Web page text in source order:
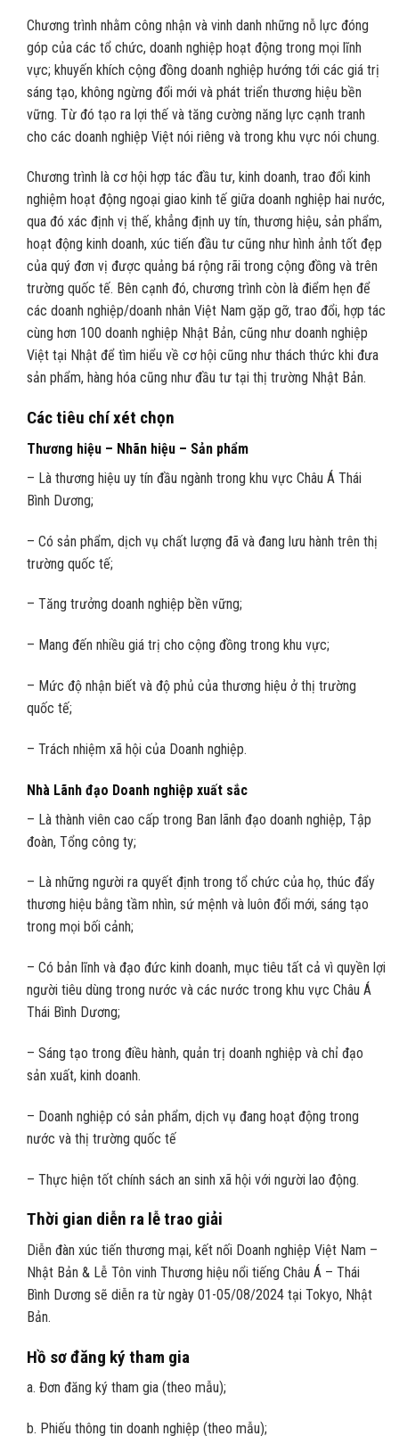
Chương trình nhằm công nhận và vinh danh những nỗ lực đóng
góp của các tổ chức, doanh nghiệp hoạt động trong mọi lĩnh
vực; khuyến khích cộng đồng doanh nghiệp hướng tới các giá trị
sáng tạo, không ngừng đổi mới và phát triển thương hiệu bền
vững. Từ đó tạo ra lợi thế và tăng cường năng lực cạnh tranh
cho các doanh nghiệp Việt nói riêng và trong khu vực nói chung.
Chương trình là cơ hội hợp tác đầu tư, kinh doanh, trao đổi kinh
nghiệm hoạt động ngoại giao kinh tế giữa doanh nghiệp hai nước,
qua đó xác định vị thế, khẳng định uy tín, thương hiệu, sản phẩm,
hoạt động kinh doanh, xúc tiến đầu tư cũng như hình ảnh tốt đẹp
của quý đơn vị được quảng bá rộng rãi trong cộng đồng và trên
trường quốc tế. Bên cạnh đó, chương trình còn là điểm hẹn để
các doanh nghiệp/doanh nhân Việt Nam gặp gỡ, trao đổi, hợp tác
cùng hơn 100 doanh nghiệp Nhật Bản, cũng như doanh nghiệp
Việt tại Nhật để tìm hiểu về cơ hội cũng như thách thức khi đưa
sản phẩm, hàng hóa cũng như đầu tư tại thị trường Nhật Bản.
Các tiêu chí xét chọn
Thương hiệu – Nhãn hiệu – Sản phẩm
– Là thương hiệu uy tín đầu ngành trong khu vực Châu Á Thái
Bình Dương;
– Có sản phẩm, dịch vụ chất lượng đã và đang lưu hành trên thị
trường quốc tế;
– Tăng trưởng doanh nghiệp bền vững;
– Mang đến nhiều giá trị cho cộng đồng trong khu vực;
– Mức độ nhận biết và độ phủ của thương hiệu ở thị trường
quốc tế;
– Trách nhiệm xã hội của Doanh nghiệp.
Nhà Lãnh đạo Doanh nghiệp xuất sắc
– Là thành viên cao cấp trong Ban lãnh đạo doanh nghiệp, Tập
đoàn, Tổng công ty;
– Là những người ra quyết định trong tổ chức của họ, thúc đẩy
thương hiệu bằng tầm nhìn, sứ mệnh và luôn đổi mới, sáng tạo
trong mọi bối cảnh;
– Có bản lĩnh và đạo đức kinh doanh, mục tiêu tất cả vì quyền lợi
người tiêu dùng trong nước và các nước trong khu vực Châu Á
Thái Bình Dương;
– Sáng tạo trong điều hành, quản trị doanh nghiệp và chỉ đạo
sản xuất, kinh doanh.
– Doanh nghiệp có sản phẩm, dịch vụ đang hoạt động trong
nước và thị trường quốc tế
– Thực hiện tốt chính sách an sinh xã hội với người lao động.
Thời gian diễn ra lễ trao giải
Diễn đàn xúc tiến thương mại, kết nối Doanh nghiệp Việt Nam –
Nhật Bản & Lễ Tôn vinh Thương hiệu nổi tiếng Châu Á – Thái
Bình Dương sẽ diễn ra từ ngày 01-05/08/2024 tại Tokyo, Nhật
Bản.
Hồ sơ đăng ký tham gia
a. Đơn đăng ký tham gia (theo mẫu);
b. Phiếu thông tin doanh nghiệp (theo mẫu);